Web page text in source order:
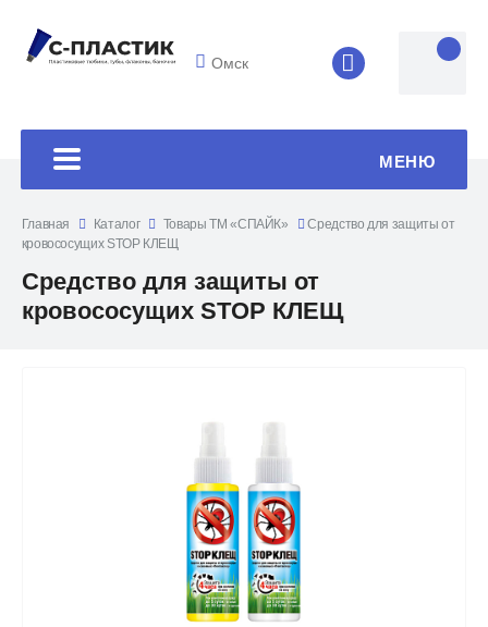
Омск 8 (4852) 33-
МЕНЮ
Главная Каталог Товары ТМ «СПАЙК»
Средство для защиты от
кровососущих STOP КЛЕЩ
Средство для защиты от
кровососущих STOP КЛЕЩ